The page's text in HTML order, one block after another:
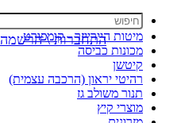
מיטות היירייזר - קומפורט
מכונות כביסה
קיטשן
רהיטי יראון (הרכבה עצמית)
תנור משולב גז
מוצרי קיץ
התחברות \ הרשמה